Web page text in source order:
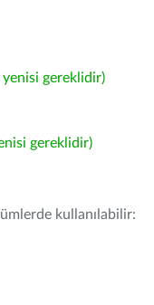
yenisi gereklidir)
gereklidir)
kullanılabilir: